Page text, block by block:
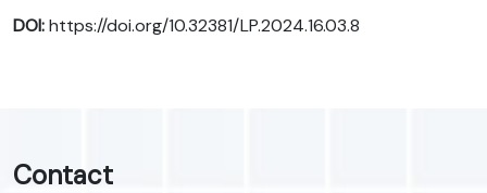
DOI:https://doi.org/10.32381/LP.2024.16.03.8
Contact